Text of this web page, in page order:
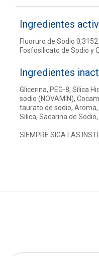
Ingredientes
Fluoruro de Sodio
Fosfosilicato de Sodio y
Ingredientes
Glicerina, PEG-8, Sílica
sodio (NOVAMIN),
taurato de sodio,
Silica, Sacarina de
SIEMPRE SIGA LAS